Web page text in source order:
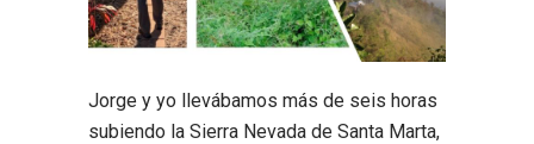
Jorge y yo llevábamos más de seis horas
subiendo la Sierra Nevada de Santa Marta,